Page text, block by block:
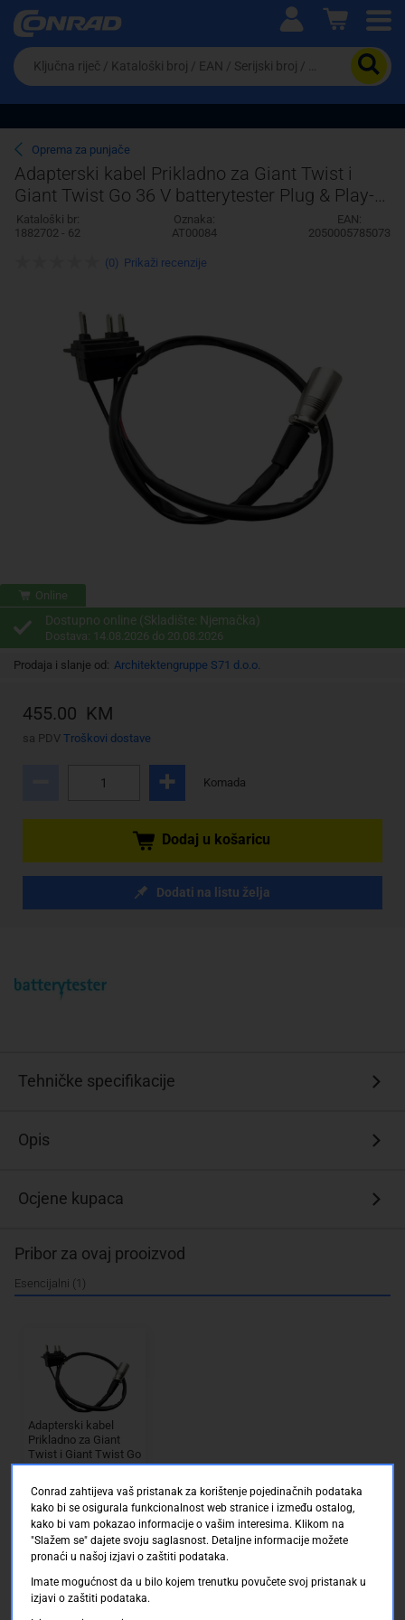
Ova postavka prilagođava asortiman proizvoda i
cijene vašim potrebama.
Pravno lice
Da
biste
potražili
proizvod,
unesite
ključnu
riječ,
kataloški
broj,
EAN
ili
Oprema za punjače
Adapterski kabel Prikladno za Giant Twist i
Giant Twist Go 36 V batterytester Plug & Play-
Kabel AT00084
Kataloški br:
1882702 - 62
Oznaka:
AT00084
EAN:
2050005785073
Online
Dostupno online (Skladište: Njemačka)
Dostava: 14.08.2026 do 20.08.2026
Prodaja i slanje od: Architektengruppe S71 d.o.o.
455.00 KM
sa PDV Troškovi dostave
Komada
Dodaj u košaricu
Dodati na listu želja
(0) Prikaži recenzije
Tehničke specifikacije
Opis
Ocjene kupaca
Pribor za ovaj prooizvod
Esencijalni (1)
Adapterski kabel
Prikladno za Giant
Twist i Giant Twist Go
36 V batterytester
AT00084
Dostupno online
Dostava: 14.08.2026 d
o 20.08.2026
455.00 KM
Conrad zahtijeva vaš pristanak za korištenje pojedinačnih podataka
kako bi se osigurala funkcionalnost web stranice i između ostalog,
kako bi vam pokazao informacije o vašim interesima. Klikom na
"Slažem se" dajete svoju saglasnost. Detaljne informacije možete
pronaći u našoj izjavi o zaštiti podataka.
Imate mogućnost da u bilo kojem trenutku povučete svoj pristanak u
izjavi o zaštiti podataka.